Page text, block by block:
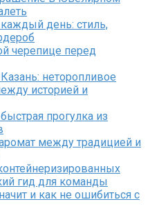
день: стиль,
черепице перед
неторопливое
историей и
прогулка из
между традицией и
гид для команды
и как не ошибиться с